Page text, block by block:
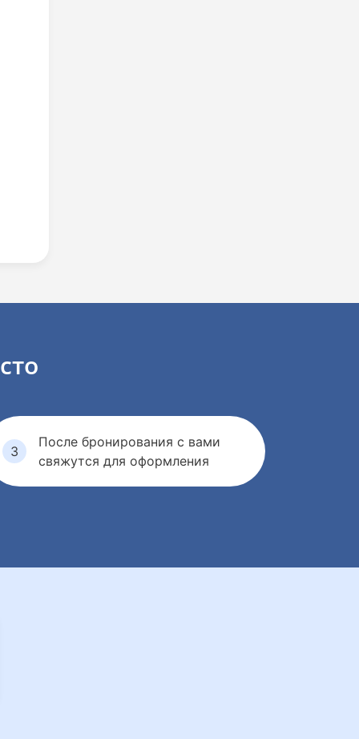
После бронирования с вами
свяжутся для оформления